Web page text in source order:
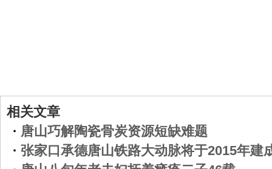
相关文章
· 唐山巧解陶瓷骨炭资源短缺难题
· 张家口承德唐山铁路大动脉将于2015年建